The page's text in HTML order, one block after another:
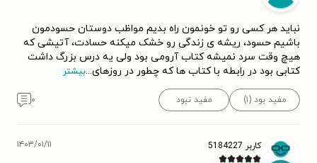
نباید هر کسی رو تو خونمون راه بدیم مواظب دوستان حسودمون
باشیم حسود، ریشه ی زندگی رو خشک میکنه حسادت، آتیشی که
هیچ وقت سرد نمیشه کتاب آرومی بود ولی یه درس بزرگ داشت
کتابی بود در رابطه با کتاب ‌ها که چطور در روزهای...بیشتر
مفید بود (۱) مفید نبود ۰
کاربر 5184227 ۱۴۰۳/۰۱/۱۱